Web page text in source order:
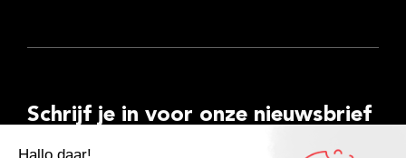
Schrijf je in voor onze nieuwsbrief